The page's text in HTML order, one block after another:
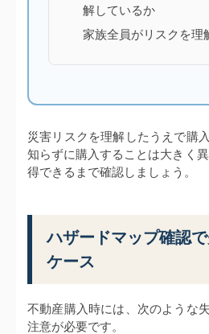
解しているか
家族全員がリスクを理
災害リスクを理解したうえで購
知らずに購入することは大きく
得できるまで確認しましょう。
ハザードマップ確認
ケース
不動産購入時には、次のような
注意が必要です。